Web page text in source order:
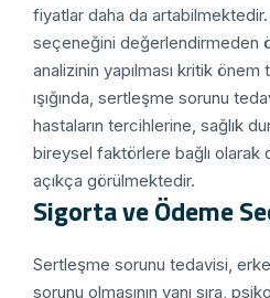
fiyatlar daha da
seçeneğini değerlendirmeden
analizinin yapılması kritik önem
ışığında, sertleşme sorunu
hastaların tercihlerine, sağlık
bireysel faktörlere bağlı olarak
açıkça görülmektedir.
Sigorta ve Ödeme
Sertleşme sorunu tedavisi,
sorunu olmasının yanı sıra,